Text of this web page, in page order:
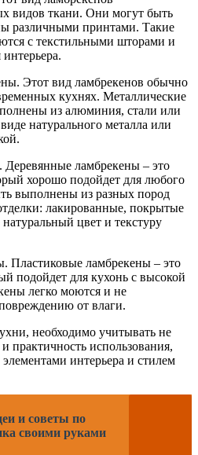
видов ткани. Они могут быть
различными принтами. Такие
с текстильными шторами и
Этот вид ламбрекенов обычно
кухнях. Металлические
из алюминия, стали или
натурального металла или
ламбрекены – это
хорошо подойдет для любого
выполнены из разных пород
лакированные, покрытые
цвет и текстуру
Пластиковые ламбрекены – это
подойдет для кухонь с высокой
легко моются и не
от влаги.
необходимо учитывать не
практичность использования,
интерьера и стилем
и советы по
своими руками